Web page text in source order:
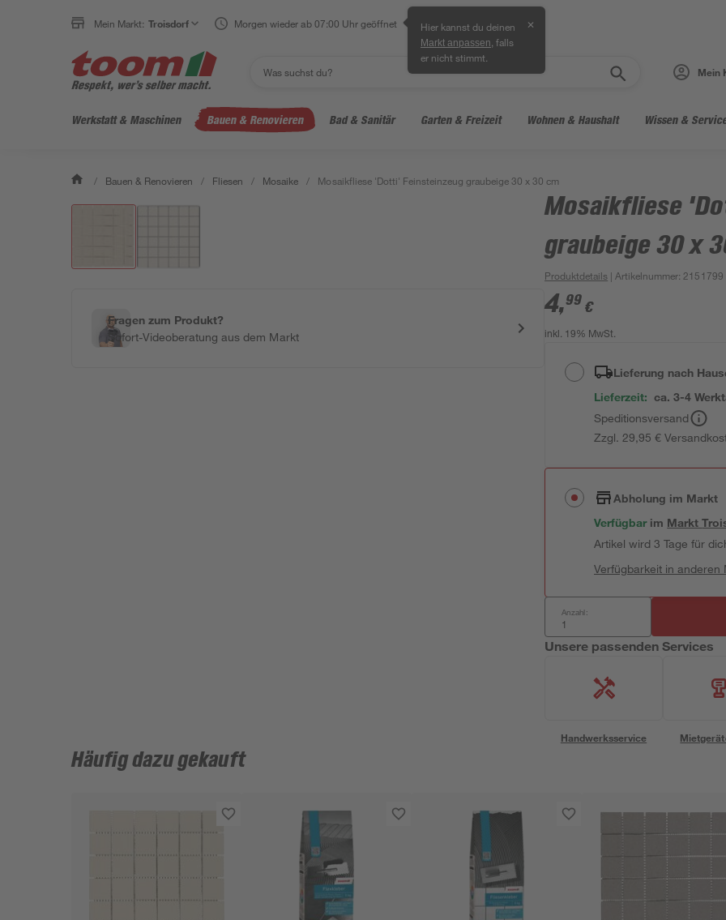
Mein Markt: Troisdorf Morgen wieder ab 07:00 Uhr geöffnet Hier kannst du deinen
Markt anpassen , falls
er nicht stimmt.
✕
Mein
Werkstatt & Maschinen Bauen & Renovieren Bad & Sanitär Garten & Freizeit Wohnen & Haushalt Wissen &
/ Bauen & Renovieren / Fliesen / Mosaike / Mosaikfliese 'Dotti' Feinsteinzeug graubeige 30 x 30 cm
Fragen zum Produkt?
Sofort-Videoberatung aus dem Markt
Mosaikfliese
graubeige 30 x
Produktdetails | Artikelnummer: 2151799
4,99 €
inkl. 19% MwSt.
Lieferung nach
Lieferzeit: ca. 3-4
Speditionsversand
Zzgl. 29,95 €
Abholung im Markt
Verfügbar im Markt
Artikel wird 3 Tage für
Verfügbarkeit in anderen
Anzahl:
Unsere passenden Services
Handwerksservice
Häufig dazu gekauft